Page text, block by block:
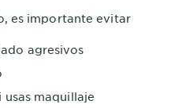
es importante evitar
agresivos
usas maquillaje